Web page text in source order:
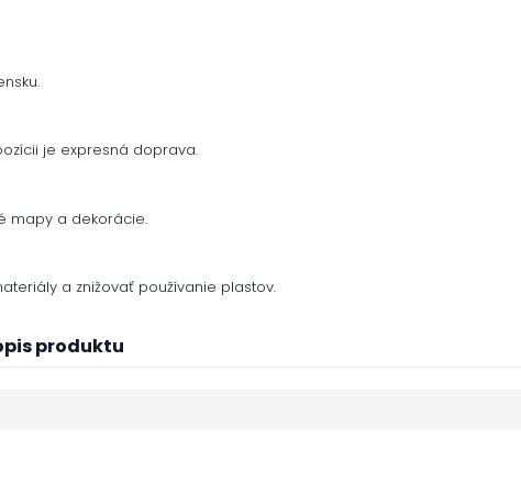
je expresná doprava.
mapy a dekorácie.
a znižovať používanie plastov.
produktu